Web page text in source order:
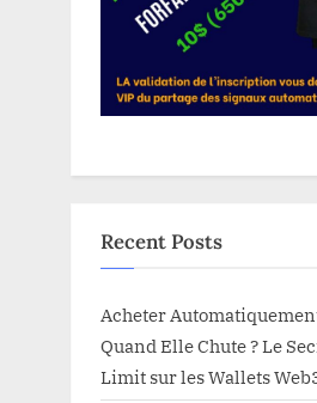
Recent Posts
Acheter
Quand Elle Chute ? Le
Limit sur les Wallets